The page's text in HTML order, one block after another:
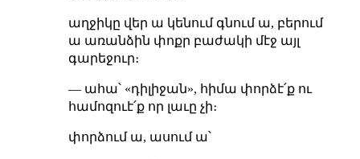
աղջիկը վեր ա կենում գնում ա, բերում
ա առանձին փոքր բաժակի մէջ այլ
գարեջուր։
— ահա՝ «դիլիջան», հիմա փորձէ՛ք ու
համոզուէ՛ք որ լաւը չի։
փորձում ա, ասում ա՝